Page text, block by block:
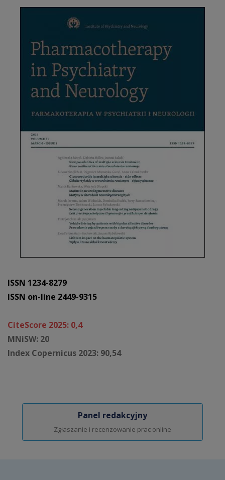
ISSN 1234-8279
ISSN on-line 2449-9315
CiteScore 2025: 0,4
MNiSW: 20
Index Copernicus 2023: 90,54
Panel redakcyjny
Zgłaszanie i recenzowanie prac online